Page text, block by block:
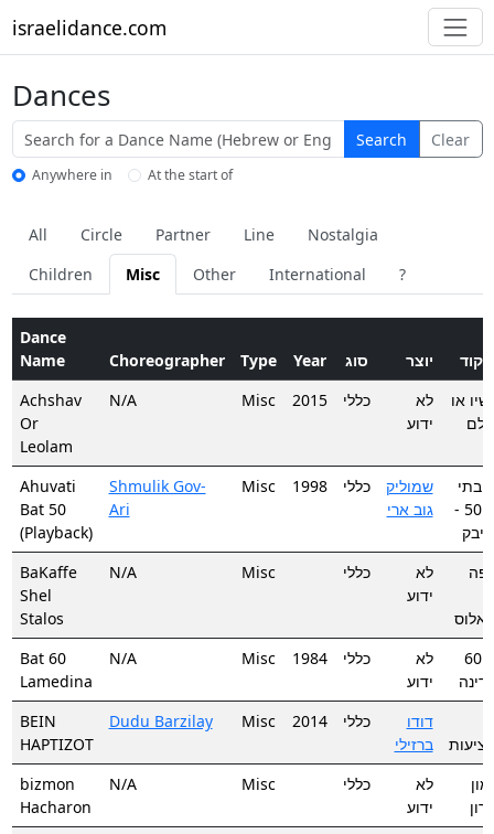
israelidance.com
Dances
Search Clear
Anywhere in At the start of
All Circle Partner Line
Nostalgia
Children
Misc Other International ?
Dance
Name
Choreographer Type Year סוג יוצר
Achshav
Or
Leolam
N/A Misc 2015 כללי
לא
ידוע
או
Ahuvati
Bat 50
(Playback)
Shmulik Gov-
Ari
Misc 1998 כללי
שמוליק
גוב ארי
בת 50 -
BaKaffe
Shel
Stalos
N/A Misc כללי
לא
ידוע
Bat 60
Lamedina
N/A Misc 1984 כללי
לא
ידוע
בת 60
BEIN
HAPTIZOT
Dudu Barzilay Misc 2014 כללי
דודו
ברזילי
bizmon
Hacharon
N/A Misc כללי
לא
ידוע